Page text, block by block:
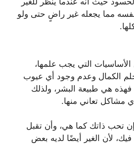
مما يجعله غير راضٍ حتى ولو
الأساسيات التي يجب علمها،
الكمال وعدم وجود أي عيوب
فهذه هي طبيعة البشر، ولذلك
مشاكل تعاني منها.
تحب ذاتك كما هي، وأن تقبل
لأن الغير أيضًا لديه بعض